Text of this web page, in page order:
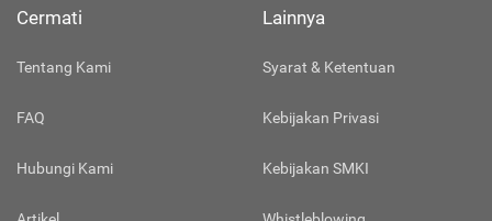
Cermati
Tentang Kami
FAQ
Hubungi Kami
Lainnya
Syarat & Ketentuan
Kebijakan Privasi
Kebijakan SMKI